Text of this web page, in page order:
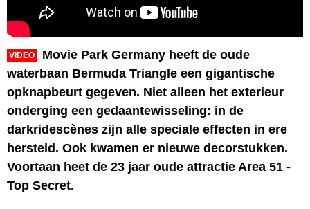
VIDEO
Movie Park Germany heeft de oude
waterbaan Bermuda Triangle een gigantische
opknapbeurt gegeven. Niet alleen het exterieur
onderging een gedaantewisseling: in de
darkridescènes zijn alle speciale effecten in ere
hersteld. Ook kwamen er nieuwe decorstukken.
Voortaan heet de 23 jaar oude attractie Area 51 -
Top Secret.